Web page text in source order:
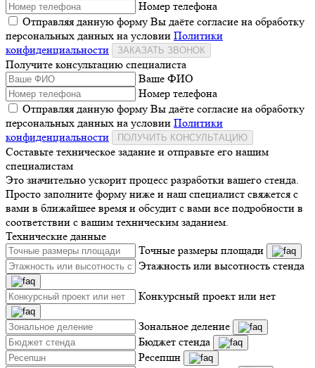
Номер телефона
Отправляя данную форму Вы даёте согласие на обработку
персональных данных на условии Политики
конфиденциальности
ЗАКАЗАТЬ ЗВОНОК
Получите консультацию специалиста
Ваше ФИО
Номер телефона
Отправляя данную форму Вы даёте согласие на обработку
персональных данных на условии Политики
конфиденциальности
ПОЛУЧИТЬ КОНСУЛЬТАЦИЮ
Составьте техническое задание и отправьте его нашим
специалистам
Это значительно ускорит процесс разработки вашего стенда.
Просто заполните форму ниже и наш специалист свяжется с
вами в ближайшее время и обсудит с вами все подробности в
соответствии с вашим техническим заданием.
Технические данные
Точные размеры площади
Этажность или высотность стенда
Конкурсный проект или нет
Зональное деление
Бюджет стенда
Ресепшн